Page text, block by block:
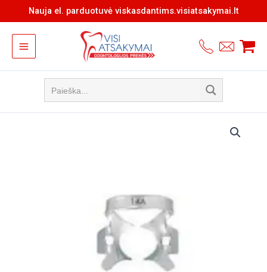
prie
turinio
Nauja el. parduotuvė viskasdantims.visiatsakymai.lt